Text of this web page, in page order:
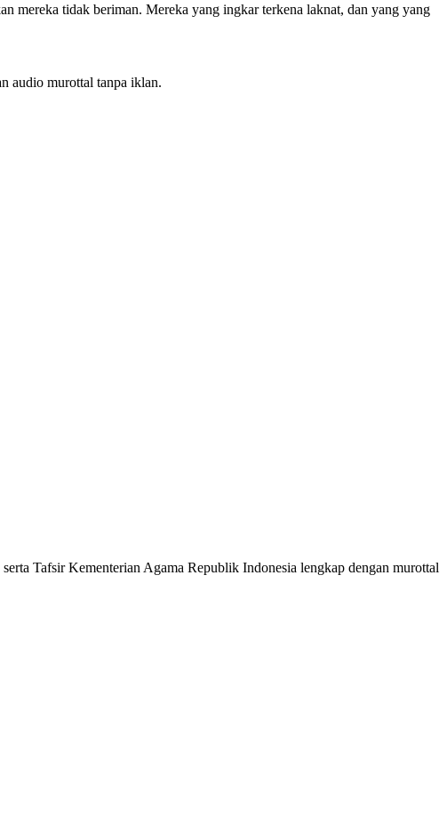
mereka tidak beriman. Mereka yang ingkar terkena laknat, dan yang yang
audio murottal tanpa iklan.
Tafsir Kementerian Agama Republik Indonesia lengkap dengan murottal